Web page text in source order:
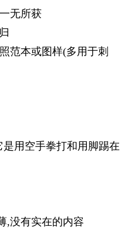
无所获
范本或图样(多用于刺
是用空手拳打和用脚踢在
,没有实在的内容